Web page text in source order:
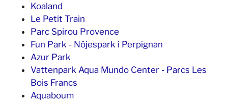
Koaland
Le Petit Train
Parc Spirou Provence
Fun Park - Nöjespark i Perpignan
Azur Park
Vattenpark Aqua Mundo Center - Parcs Les
Bois Francs
Aquaboum